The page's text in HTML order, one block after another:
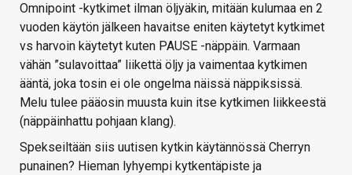
Omnipoint -kytkimet ilman öljyäkin, mitään kulumaa en 2
vuoden käytön jälkeen havaitse eniten käytetyt kytkimet
vs harvoin käytetyt kuten PAUSE -näppäin. Varmaan
vähän ”sulavoittaa” liikettä öljy ja vaimentaa kytkimen
ääntä, joka tosin ei ole ongelma näissä näppiksissä.
Melu tulee pääosin muusta kuin itse kytkimen liikkeestä
(näppäinhattu pohjaan klang).
Spekseiltään siis uutisen kytkin käytännössä Cherryn
punainen? Hieman lyhyempi kytkentäpiste ja